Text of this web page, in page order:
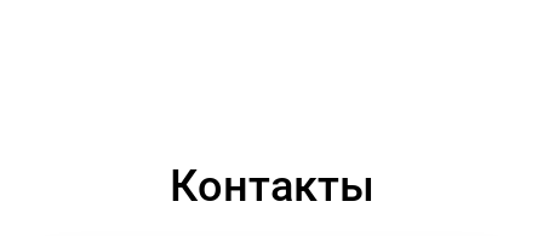
Контакты